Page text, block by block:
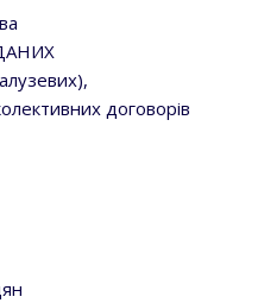
договорів